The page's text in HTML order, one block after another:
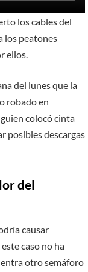
los cables del
los peatones
ellos.
del lunes que la
robado en
colocó cinta
posibles descargas
del
causar
caso no ha
otro semáforo